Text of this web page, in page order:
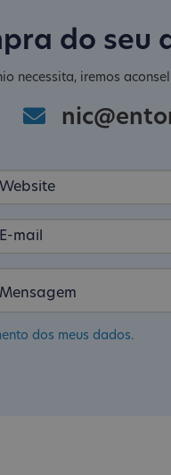
do seu
necessita, iremos
dos meus dados.